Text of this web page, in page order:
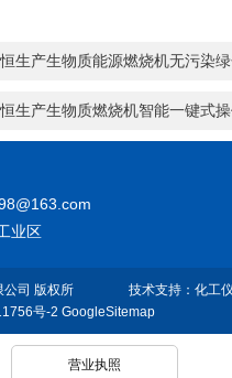
生产生物质能源燃烧机无污染
生产生物质燃烧机智能一键式
业区
技术支持： 化工
司 版权所
号-2 GoogleSitemap
营业执照